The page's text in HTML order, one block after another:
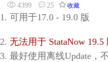
4399
25 收藏
1. 可用于17.0 - 19.0 版
2. 无法用于 StataNow 19.5
3. 最好使用离线Update，